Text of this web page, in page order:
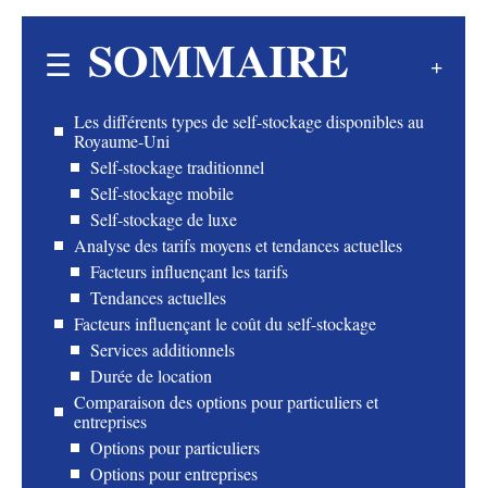
SOMMAIRE
Les différents types de self-stockage disponibles au
Royaume-Uni
Self-stockage traditionnel
Self-stockage mobile
Self-stockage de luxe
Analyse des tarifs moyens et tendances actuelles
Facteurs influençant les tarifs
Tendances actuelles
Facteurs influençant le coût du self-stockage
Services additionnels
Durée de location
Comparaison des options pour particuliers et
entreprises
Options pour particuliers
Options pour entreprises